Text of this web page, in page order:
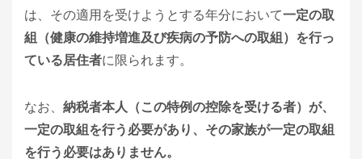
は、その適用を受けようとする年分において一定の取
組（健康の維持増進及び疾病の予防への取組）を行っ
ている居住者に限られます。
なお、 納税者本人（この特例の控除を受ける者）が、
一定の取組を行う必要があり、その家族が一定の取組
を行う必要はありません。